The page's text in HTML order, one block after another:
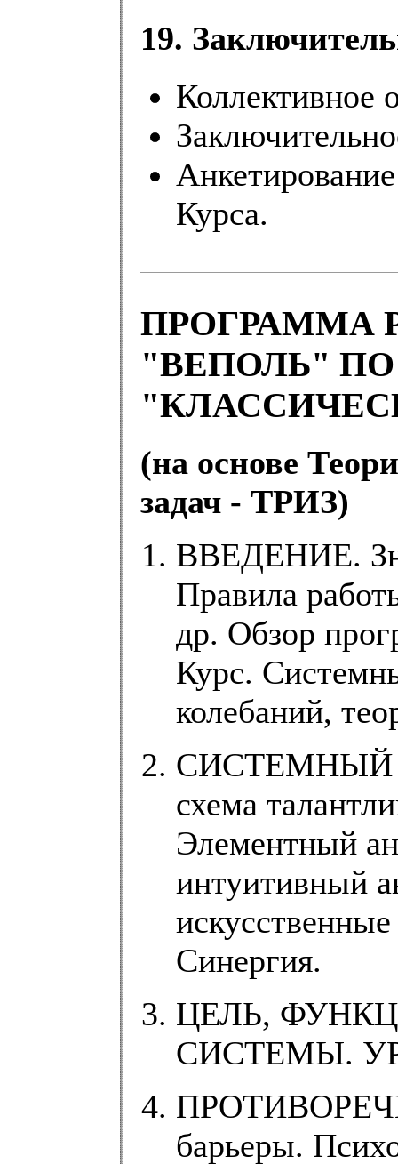
19.
Коллективное
Курса.
ПРОГРАММА
"ВЕПОЛЬ"
(на основе
задач - ТРИЗ)
ВВЕДЕНИЕ.
Правила
др. Обзор
Курс.
колебаний,
СИСТЕМНЫЙ
схема
Элементный
интуитивный
Синергия.
ЦЕЛЬ,
СИСТЕМЫ.
барьеры.